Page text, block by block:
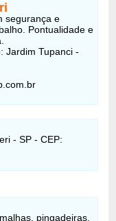
segurança e
Pontualidade e
Jardim Tupanci -
- SP - CEP:
pingadeiras,